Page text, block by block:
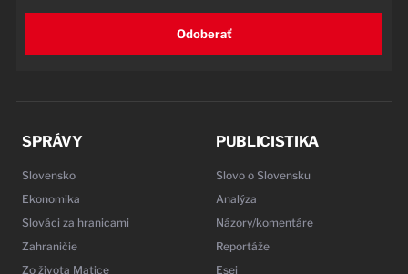
Odoberať
SPRÁVY
Slovensko
Ekonomika
Slováci za hranicami
Zahraničie
Zo života Matice
PUBLICISTIKA
Slovo o Slovensku
Analýza
Názory/komentáre
Reportáže
Esej